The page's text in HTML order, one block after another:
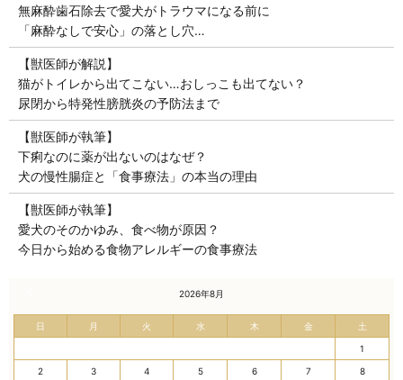
無麻酔歯石除去で愛犬がトラウマになる前に
「麻酔なしで安心」の落とし穴…
【獣医師が解説】
猫がトイレから出てこない…おしっこも出てない？
尿閉から特発性膀胱炎の予防法まで
【獣医師が執筆】
下痢なのに薬が出ないのはなぜ？
犬の慢性腸症と「食事療法」の本当の理由
【獣医師が執筆】
愛犬のそのかゆみ、食べ物が原因？
今日から始める食物アレルギーの食事療法
2026年8月
日 月 火 水 木 金 土
1
2 3 4 5 6 7 8